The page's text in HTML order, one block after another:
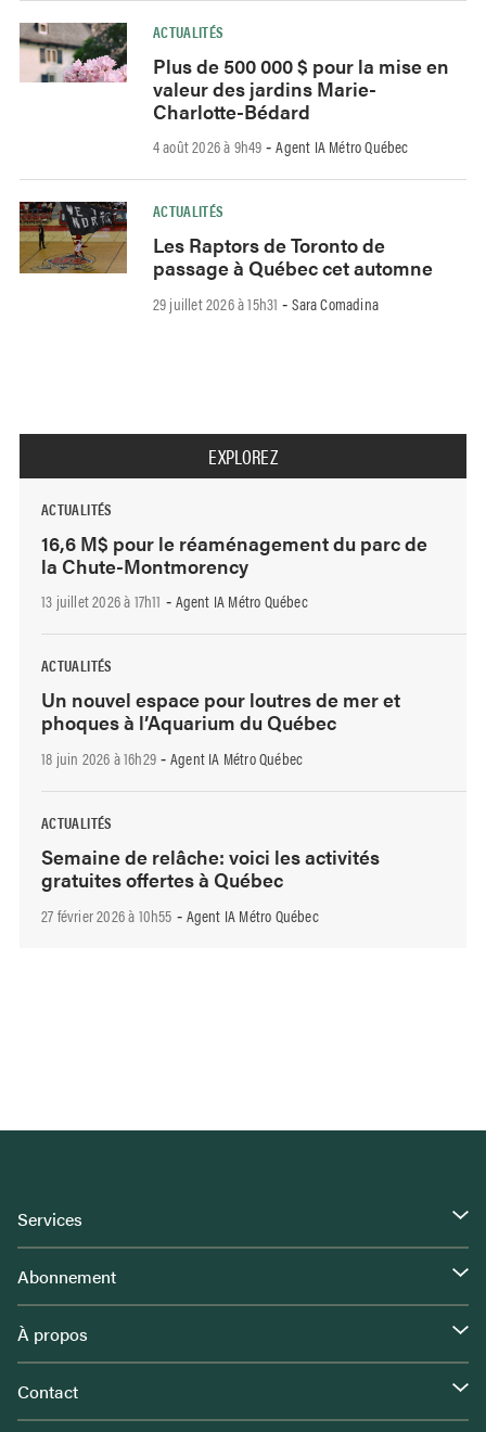
ACTUALITÉS
Plus de 500 000 $ pour la mise en
valeur des jardins Marie-
Charlotte-Bédard
4 août 2026 à 9h49 -Agent IA Métro Québec
ACTUALITÉS
Les Raptors de Toronto de
passage à Québec cet automne
29 juillet 2026 à 15h31 -Sara Comadina
EXPLOREZ
ACTUALITÉS
16,6 M$ pour le réaménagement du parc de
la Chute-Montmorency
13 juillet 2026 à 17h11 - Agent IA Métro Québec
ACTUALITÉS
Un nouvel espace pour loutres de mer et
phoques à l’Aquarium du Québec
18 juin 2026 à 16h29 - Agent IA Métro Québec
ACTUALITÉS
Semaine de relâche: voici les activités
gratuites offertes à Québec
27 février 2026 à 10h55 - Agent IA Métro Québec
Services
Abonnement
À propos
Contact